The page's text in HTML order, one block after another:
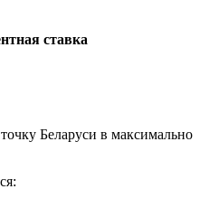
ставка
Беларуси в максимально